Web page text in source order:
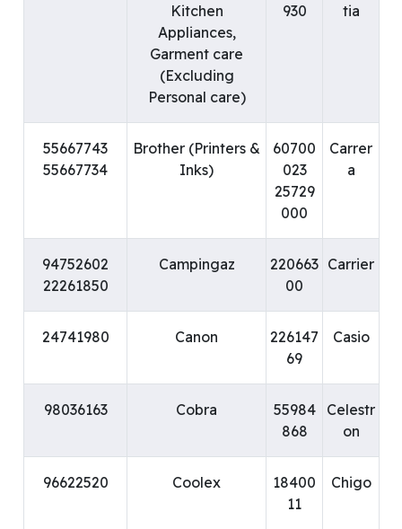
tia
930
Kitchen
Appliances,
Garment care
(Excluding
Personal care)
Carrer
a
60700
023
25729
000
Brother (Printers &
Inks)
55667743
55667734
Carrier
220663
00
Campingaz
94752602
22261850
Casio
226147
69
Canon
24741980
Celestr
on
55984
868
Cobra
98036163
Chigo
18400
11
Coolex
96622520